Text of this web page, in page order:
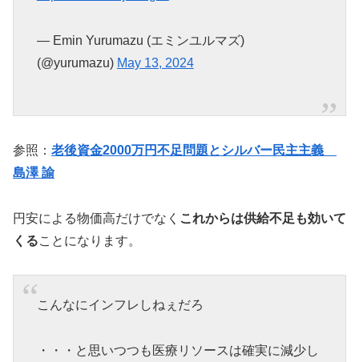
— Emin Yurumazu (エミンユルマズ)
(@yurumazu) May 13, 2024
参照： 老後資金2000万円不足問題とシルバー民主主義
島澤 諭
円安による物価高だけでなく これからは供給不足も効いて
くることになります。
こんなにインフレしねぇだろ
・・・と思いつつも医療リソースは確実に減少し